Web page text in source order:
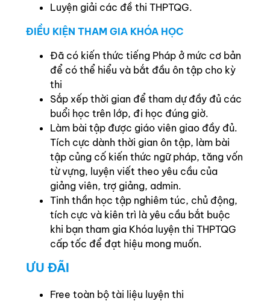
Luyện giải các đề thi THPTQG.
ĐIỀU KIỆN THAM GIA KHÓA HỌC
Đã có kiến thức tiếng Pháp ở mức cơ bản
để có thể hiểu và bắt đầu ôn tập cho kỳ
thi
Sắp xếp thời gian để tham dự đầy đủ các
buổi học trên lớp, đi học đúng giờ.
Làm bài tập được giáo viên giao đầy đủ.
Tích cực dành thời gian ôn tập, làm bài
tập củng cố kiến thức ngữ pháp, tăng vốn
từ vựng, luyện viết theo yêu cầu của
giảng viên, trợ giảng, admin.
Tinh thần học tập nghiêm túc, chủ động,
tích cực và kiên trì là yêu cầu bắt buộc
khi bạn tham gia Khóa luyện thi THPTQG
cấp tốc để đạt hiệu mong muốn.
ƯU ĐÃI
Free toàn bộ tài liệu luyện thi